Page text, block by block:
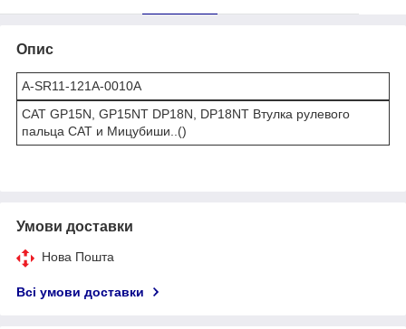
Опис
A-SR11-121A-0010A
СAT GP15N, GP15NT DP18N, DP18NT Втулка рулевого
пальца САТ и Мицубиши..()
Умови доставки
Нова Пошта
Всі умови доставки